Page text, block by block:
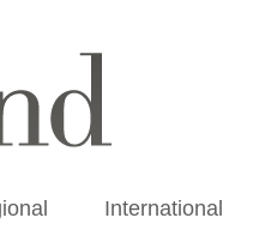
International